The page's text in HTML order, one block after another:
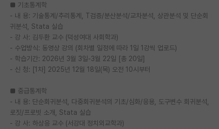
이벤트
반도체 아카데미
재팬라운지 🌸
■ 기초통계학
- 내 용: 기술통계/추리통계, T검증/분산분석/교차분석, 상관분석 및 단순회
귀분석, Stata 실습
- 강 사: 김두환 교수 (덕성여대 사회학과)
- 수업방식: 동영상 강의 (회차별 일정에 따라 1일 1강씩 업로드)
- 학습기간: 2026년 3월 3일-3월 22일 [총 20일]
- 신 청: [1차] 2025년 12월 18일(목) 오전 10시부터
■ 중급통계학
- 내 용: 단순회귀분석, 다중회귀분석의 기초/심화/응용, 도구변수 회귀분석,
로짓/프로빗 소개, Stata 실습
- 강 사: 하상응 교수 (서강대 정치외교학과)